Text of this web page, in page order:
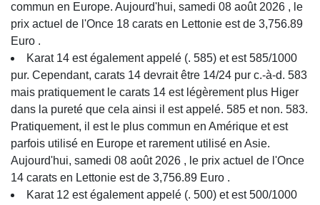
commun en Europe. Aujourd'hui, samedi 08 août 2026 , le
prix actuel de l'Once 18 carats en Lettonie est de 3,756.89
Euro .
Karat 14 est également appelé (. 585) et est 585/1000
pur. Cependant, carats 14 devrait être 14/24 pur c.-à-d. 583
mais pratiquement le carats 14 est légèrement plus Higer
dans la pureté que cela ainsi il est appelé. 585 et non. 583.
Pratiquement, il est le plus commun en Amérique et est
parfois utilisé en Europe et rarement utilisé en Asie.
Aujourd'hui, samedi 08 août 2026 , le prix actuel de l'Once
14 carats en Lettonie est de 3,756.89 Euro .
Karat 12 est également appelé (. 500) et est 500/1000